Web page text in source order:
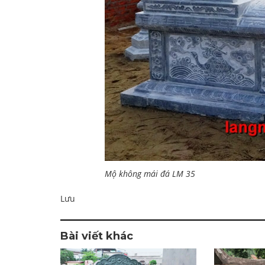
Mộ không mái đá LM 35
Lưu
Bài viết khác